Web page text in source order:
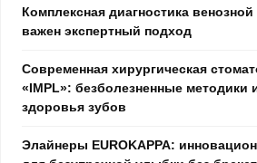
Комплексная диагностика
важен экспертный подход
Современная хирургическая
«IMPL»: безболезненные методики
здоровья зубов
Элайнеры EUROKAPPA: